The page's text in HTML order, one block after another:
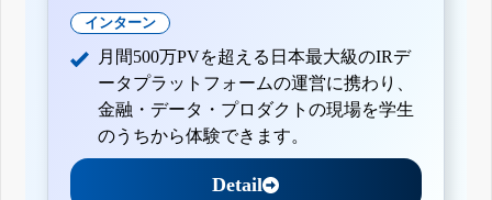
インターン
月間500万PVを超える日本最大級のIRデ
ータプラットフォームの運営に携わり、
金融・データ・プロダクトの現場を学生
のうちから体験できます。
Detail